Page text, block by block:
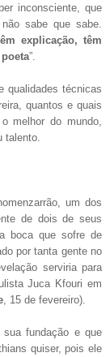
inconsciente, que
sabe que sabe.
explicação, têm
”.
qualidades técnicas
quantos e quais
melhor do mundo,
talento.
um dos
de dois de seus
boca que sofre de
por tanta gente no
serviria para
Juca Kfouri em
, 15 de fevereiro).
fundação e que
quiser, pois ele